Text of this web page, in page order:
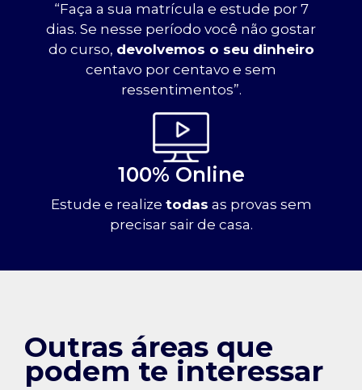
“Faça a sua matrícula e estude por 7
dias. Se nesse período você não gostar
do curso, devolvemos o seu dinheiro
centavo por centavo e sem
ressentimentos”.
100% Online
Estude e realize todas as provas sem
precisar sair de casa.
Outras áreas que
podem te interessar